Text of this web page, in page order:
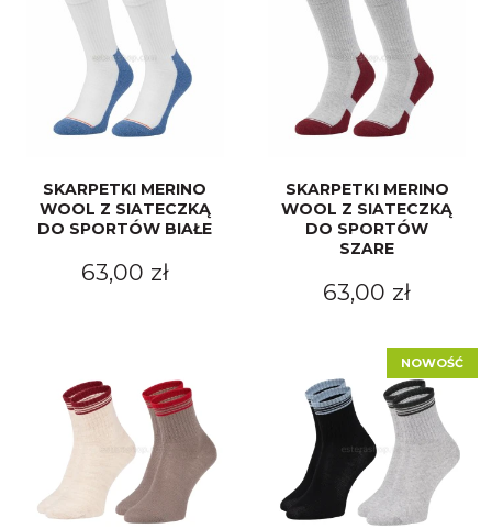
SKARPETKI MERINO
WOOL Z SIATECZKĄ
DO SPORTÓW BIAŁE
63,00 zł
SKARPETKI MERINO
WOOL Z SIATECZKĄ
DO SPORTÓW
SZARE
63,00 zł
NOWOŚĆ